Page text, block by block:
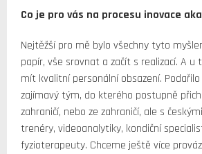
Co je pro vás na procesu inovace
Nejtěžší pro mě bylo všechny tyto
papír, vše srovnat a začít s realizací. A
mít kvalitní personální obsazení.
zajímavý tým, do kterého postupně
zahraničí, nebo ze zahraničí, ale s
trenéry, videoanalytiky, kondiční
fyzioterapeuty. Chceme ještě více